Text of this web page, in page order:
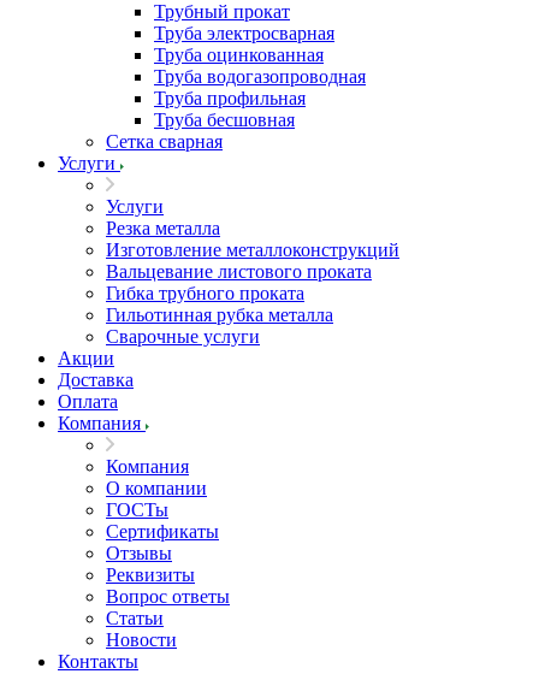
Трубный прокат
Труба электросварная
Труба оцинкованная
Труба водогазопроводная
Труба профильная
Труба бесшовная
Сетка сварная
Услуги
Услуги
Резка металла
Изготовление металлоконструкций
Вальцевание листового проката
Гибка трубного проката
Гильотинная рубка металла
Сварочные услуги
Акции
Доставка
Оплата
Компания
Компания
О компании
ГОСТы
Сертификаты
Отзывы
Реквизиты
Вопрос ответы
Статьи
Новости
Контакты